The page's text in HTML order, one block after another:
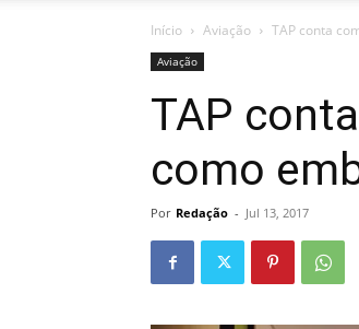
Início Aviação TAP conta
Aviação
TAP
como
Por Redação - Jul 13, 2017